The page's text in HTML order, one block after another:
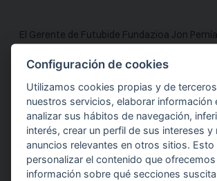
El Gerente de Futubide Fundazioa Jon
buenas prácticas de Plena inclusion –
impacto" en relación a la
la comunidad, el buen gobierno y el
para la inclusión.
Por un lado se buscaba crear alianzas entre
otras organizaciones en los ámbitos
Configuración de cookies
Utilizamos cookies propias y de
nuestros servicios, elaborar información
analizar sus hábitos de navegación,
interés, crear un perfil de sus intereses y
anuncios relevantes en otros sitios.
personalizar el contenido que
información sobre qué secciones